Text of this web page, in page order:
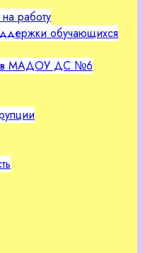
работу
обучающихся
в МАДОУ ДС №6